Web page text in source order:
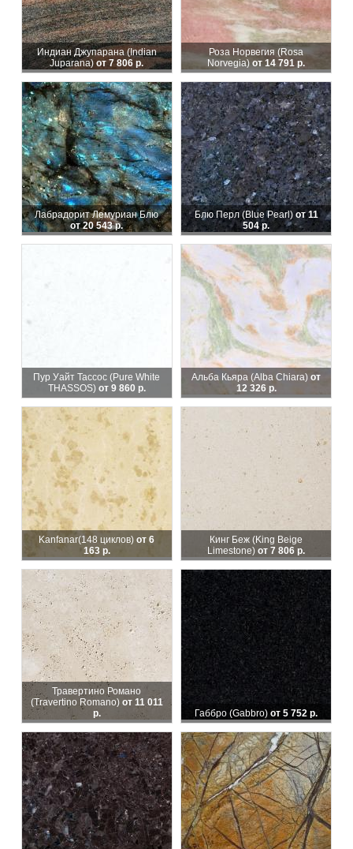
Индиан Джупарана (Indian
Juparana)от 7 806 р.
Роза Норвегия (Rosa
Norvegia) от 14 791 р.
Лабрадорит Лемуриан Блю
от 20 543 р.
Блю Перл (Blue Pearl) от 11
504 р.
Пур Уайт Тассос (Pure White
THASSOS) от 9 860 р.
Альба Кьяра (Alba Chiara) от
12 326 р.
Kanfanar(148 циклов)от 6
163 р.
Кинг Беж (King Beige
Limestone) от 7 806 р.
Травертино Романо
(Travertino Romano) от 11 011
р.
Габбро (Gabbro) от 5 752 р.